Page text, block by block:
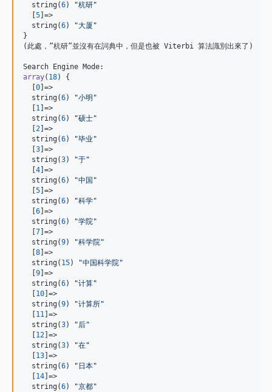
  string(
6) "杭研"
5 ]=>
  string(
6) "大厦 "
}
(此處，“杭研“並沒有在詞典中，但是也被 Viterbi 算法識別出來了)
array( 18) {
0 ]=>
  string(
6) "小明 "
1 ]=>
  string(
6) "硕士"
2 ]=>
  string(
6) "毕业 "
3 ]=>
  string(
3) "于"
4 ]=>
  string(
6) "中国 "
5 ]=>
  string(
6) "科学"
6 ]=>
  string(
6) "学院"
7 ]=>
  string(
9) "科学院"
8 ]=>
  string(
15) "中国科学院"
9 ]=>
  string(
6) "计算"
10 ]=>
  string(
9) "计算所"
11 ]=>
  string(
3) "后"
12 ]=>
  string(
3) "在"
13 ]=>
  string(
6) " 日本"
14 ]=>
  string(
6) "京都"